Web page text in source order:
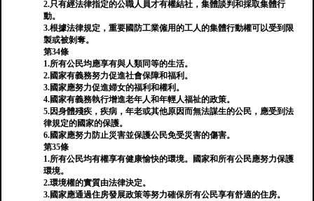
2.只有經法律指定的公職人員才有權結社，集體談判和採取集體行
動。
3.根據法律規定，重要國防工業僱用的工人的集體行動權可以受到限
製或被剝奪。
第34條
1.所有公民均應享有與人類同等的生活。
2.國家有義務努力促進社會保障和福利。
3.國家應努力促進婦女的福利和權利。
4.國家有義務執行增進老年人和年輕人福祉的政策。
5.因身體殘疾，疾病，年老或其他原因而無法謀生的公民，應受到法
律規定的國家的保護。
6.國家應努力防止災害並保護公民免受災害的傷害。
第35條
1.所有公民均有權享有健康愉快的環境。國家和所有公民應努力保護
環境。
2.環境權的實質由法律決定。
3.國家應通過住房發展政策等努力確保所有公民享有舒適的住房。